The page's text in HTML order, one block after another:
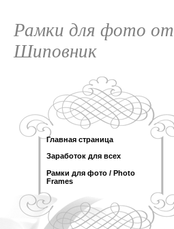
Рамки для фото от
Шиповник
Главная страница
Заработок для всех
Рамки для фото / Photo
Frames